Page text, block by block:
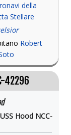
della
Stellare
Robert
42296
USS Hood NCC-